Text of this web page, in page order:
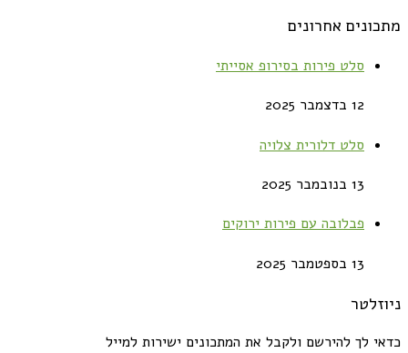
מתכונים אחרונים
סלט פירות בסירופ אסייתי
12 בדצמבר 2025
סלט דלורית צלויה
13 בנובמבר 2025
פבלובה עם פירות ירוקים
13 בספטמבר 2025
ניוזלטר
כדאי לך להירשם ולקבל את המתכונים ישירות למייל